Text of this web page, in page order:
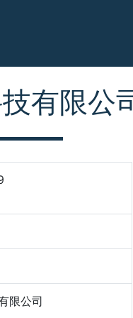
有限公
限公司